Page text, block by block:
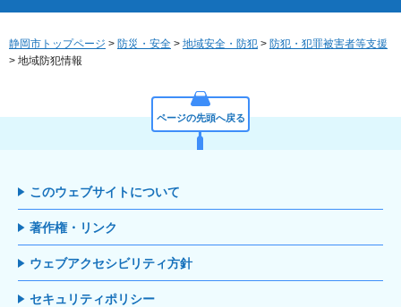
静岡市トップページ > 防災・安全 > 地域安全・防犯 > 防犯・犯罪被害者等支援
> 地域防犯情報
ページの先頭へ戻る
このウェブサイトについて
著作権・リンク
ウェブアクセシビリティ方針
セキュリティポリシー